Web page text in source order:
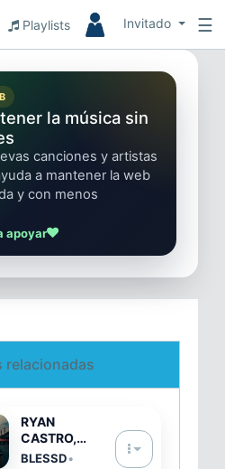
Playlists Invitado ☰
la música sin
canciones y artistas
a mantener la web
y con menos
apoyar
relacionadas
RYAN
CASTRO,
BLESSD, ZION
BLESSD•